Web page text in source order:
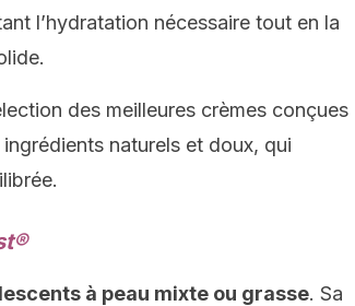
l’hydratation nécessaire tout en la
des meilleures crèmes conçues
naturels et doux, qui
à peau mixte ou grasse. Sa